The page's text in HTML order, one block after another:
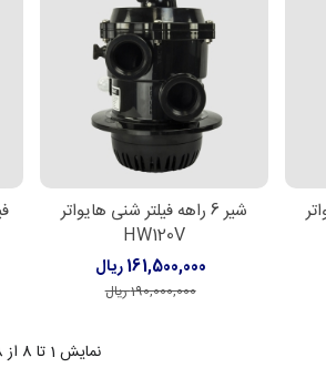
افزودن به سبد خرید
شیر 6 راهه فیلتر شنی هایواتر
HW120V
161,500,000 ریال
190,000,000 ریال
نمایش 1 تا 8 از 8 مورد